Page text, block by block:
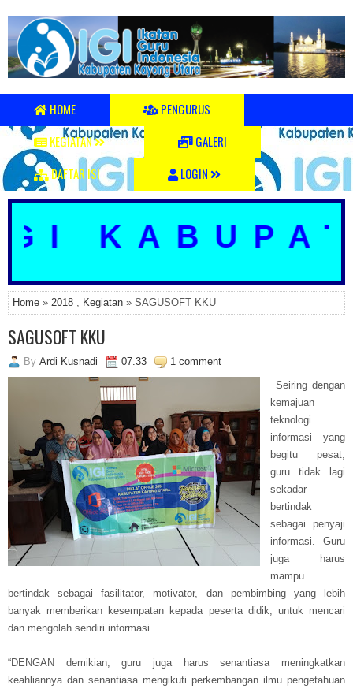
HOME
PENGURUS
KEGIATAN
GALERI
DAFTAR ISI
LOGIN
Home » 2018 Kegiatan » SAGUSOFT KKU
SAGUSOFT KKU
By Ardi Kusnadi 07.33
1 comment
Seiring dengan
kemajuan
teknologi
informasi yang
begitu pesat,
guru tidak lagi
sekadar
bertindak
sebagai penyaji
informasi. Guru
juga harus
mampu
bertindak sebagai fasilitator, motivator, dan pembimbing yang lebih
banyak memberikan kesempatan kepada peserta didik, untuk mencari
dan mengolah sendiri informasi.
“DENGAN demikian, guru juga harus senantiasa meningkatkan
keahliannya dan senantiasa mengikuti perkembangan ilmu pengetahuan